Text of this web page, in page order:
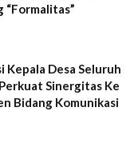
“Formalitas”
Kepala Desa Seluruh
Sinergitas Ke
Bidang Komunikasi